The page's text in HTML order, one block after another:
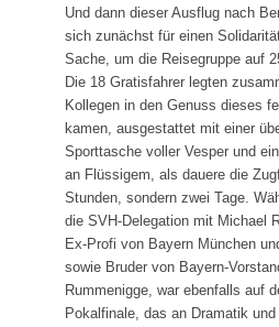
Und dann dieser Ausflug nach
sich zunächst für einen
Sache, um die Reisegruppe auf
Die 18 Gratisfahrer legten
Kollegen in den Genuss dieses
kamen, ausgestattet mit einer
Sporttasche voller Vesper und
an Flüssigem, als dauere die
Stunden, sondern zwei Tage.
die SVH-Delegation mit Michael
Ex-Profi von Bayern München
sowie Bruder von Bayern­-
Rum­menigge, war ebenfalls auf
Pokalfinale, das an Dramatik